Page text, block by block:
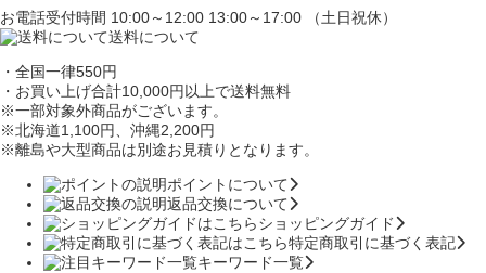
お電話受付時間 10:00～12:00 13:00～17:00 （土日祝休）
送料について
・全国一律550円
・お買い上げ合計10,000円 以上で送料無料
※一部対象外商品がございます。
※北海道1,100円、沖縄2,200円
※離島や大型商品は別途お見積りとなります。
ポイントについて
返品交換について
ショッピングガイド
特定商取引に基づく表記
キーワード一覧